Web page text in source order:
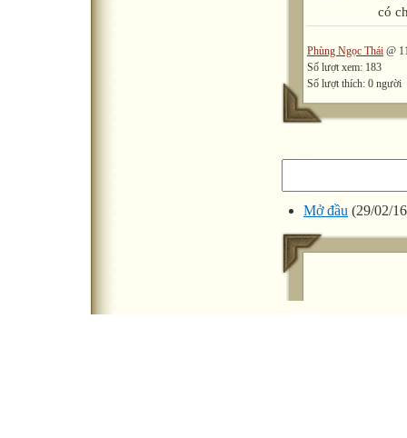
có
Phùng Ngọc Thái @
Số lượt xem: 183
Số lượt thích: 0 người
Mở đầu (29/02/